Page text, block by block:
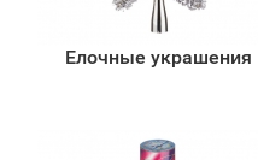
Елочные украшения